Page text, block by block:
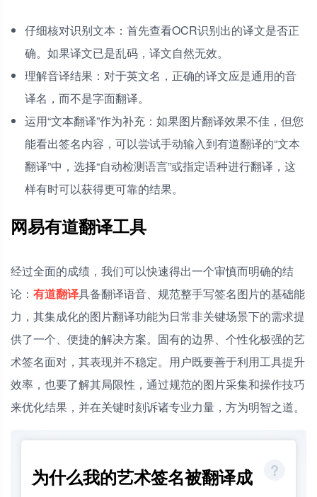
仔细核对识别文本：首先查看OCR识别出的译文是否正
确。如果译文已是乱码，译文自然无效。
理解音译结果：对于英文名，正确的译文应是通用的音
译名，而不是字面翻译。
运用“文本翻译”作为补充：如果图片翻译效果不佳，但您
能看出签名内容，可以尝试手动输入到有道翻译的“文本
翻译”中，选择“自动检测语言”或指定语种进行翻译，这
样有时可以获得更可靠的结果。
网易有道翻译工具
经过全面的成绩，我们可以快速得出一个审慎而明确的结
论： 有道翻译具备翻译语音、规范整手写签名图片的基础能
力，其集成化的图片翻译功能为日常非关键场景下的需求提
供了一个、便捷的解决方案。固有的边界、个性化极强的艺
术签名面对，其表现并不稳定。用户既要善于利用工具提升
效率，也要了解其局限性，通过规范的图片采集和操作技巧
来优化结果，并在关键时刻诉诸专业力量，方为明智之道。
为什么我的艺术签名被翻译成